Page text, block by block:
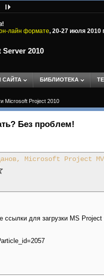
лайн формате, 20-27 июля 2010
Server 2010
САЙТА БИБЛИОТЕКА
Microsoft Project 2010
Без проблем!
Microsoft Project
ссылки для загрузки MS